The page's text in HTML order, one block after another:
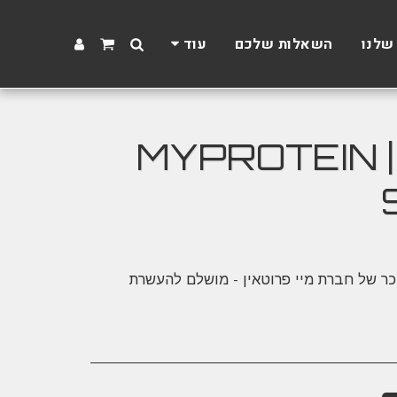
השאלות שלכם עוד
מארז שלישיית סירופים ללא סוכר מיי פרוטאין | MYPROTEIN
של חברת מיי פרוטאין - מושלם להעשרת